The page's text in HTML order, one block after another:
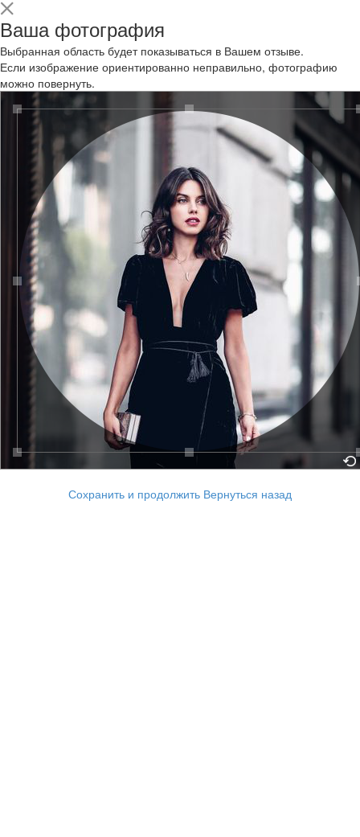
Ваша фотография
Выбранная область будет показываться в Вашем отзыве.
Если изображение ориентированно неправильно, фотографию
можно повернуть.
Сохранить и продолжить Вернуться назад